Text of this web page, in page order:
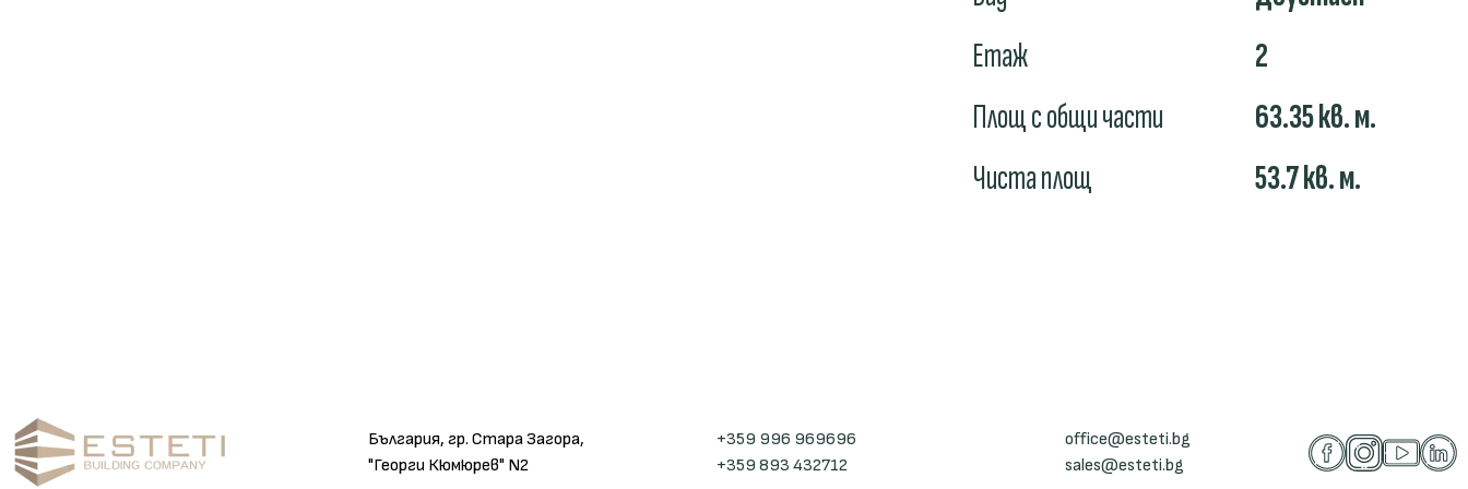
Етаж
2
Площ с общи части
63.35кв. м.
Чиста площ
53.7кв. м.
България, гр. Стара Загора,
"Георги Кюмюрев" N2
+359 996 969696
+359 893 432712
office@esteti.bg
sales@esteti.bg